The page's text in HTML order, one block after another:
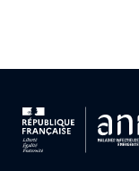
Associations
Retrouvez